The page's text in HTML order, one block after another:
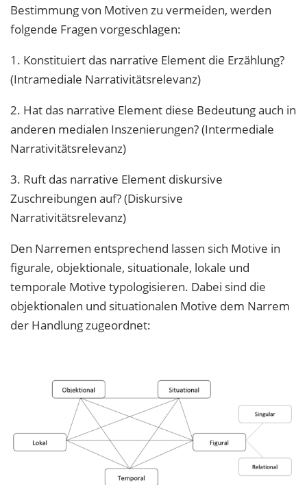
Bestimmung von Motiven zu vermeiden, werden
folgende Fragen vorgeschlagen:
1. Konstituiert das narrative Element die Erzählung?
(Intramediale Narrativitätsrelevanz)
2. Hat das narrative Element diese Bedeutung auch in
anderen medialen Inszenierungen? (Intermediale
Narrativitätsrelevanz)
3. Ruft das narrative Element diskursive
Zuschreibungen auf? (Diskursive
Narrativitätsrelevanz)
Den Narremen entsprechend lassen sich Motive in
figurale, objektionale, situationale, lokale und
temporale Motive typologisieren. Dabei sind die
objektionalen und situationalen Motive dem Narrem
der Handlung zugeordnet: